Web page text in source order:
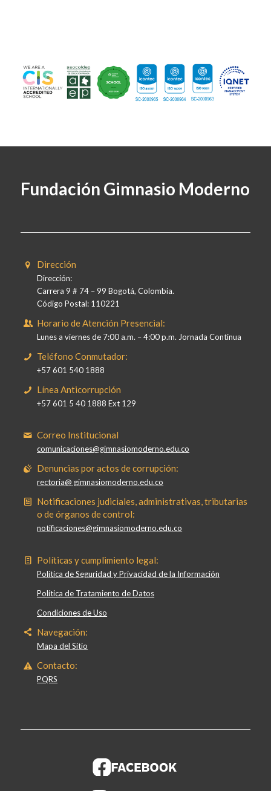
Fundación Gimnasio Moderno
Dirección
Dirección:
Carrera 9 # 74 – 99 Bogotá, Colombia.
Código Postal: 110221
Horario de Atención Presencial:
Lunes a viernes de 7:00 a.m. – 4:00 p.m. Jornada Continua
Teléfono Conmutador:
+57 601 540 1888
Línea Anticorrupción
+57 601 5 40 1888 Ext 129
Correo Institucional
comunicaciones@gimnasiomoderno.edu.co
Denuncias por actos de corrupción:
rectoria@ gimnasiomoderno.edu.co
Notificaciones judiciales, administrativas, tributarias
o de órganos de control:
notificaciones@gimnasiomoderno.edu.co
Políticas y cumplimiento legal:
Política de Seguridad y Privacidad de la Información
Política de Tratamiento de Datos
Condiciones de Uso
Navegación:
Mapa del Sitio
Contacto:
PQRS